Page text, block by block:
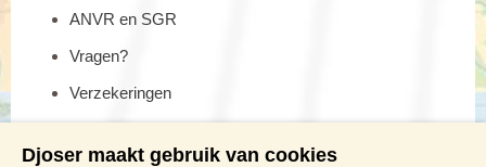
ANVR en SGR
Vragen?
Verzekeringen
Djoser maakt gebruik van cookies